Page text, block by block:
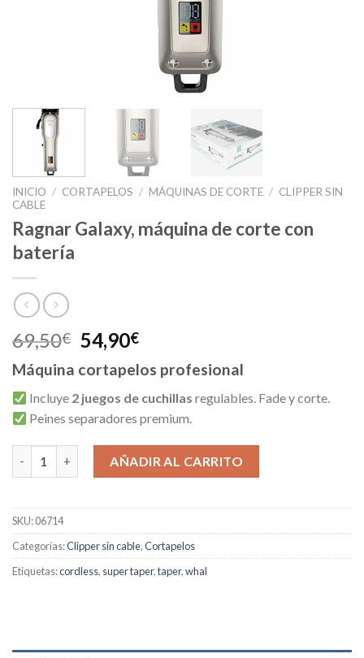
INICIO / CORTAPELOS / MÁQUINAS DE CORTE / CLIPPER SIN
CABLE
Ragnar Galaxy, máquina de corte con
batería
69,50€ El
precio
original
era:
69,50€.
54,90€El
precio
actual
es:
54,90€.
Máquina cortapelos profesional
Incluye 2 juegos de cuchillas regulables. Fade y corte.
Peines separadores premium.
Ragnar Galaxy, máquina de corte con batería cantidad
AÑADIR AL CARRITO
SKU:06714
Categorías:Clipper sin cable,Cortapelos
Etiquetas:cordless, super taper,taper,whal